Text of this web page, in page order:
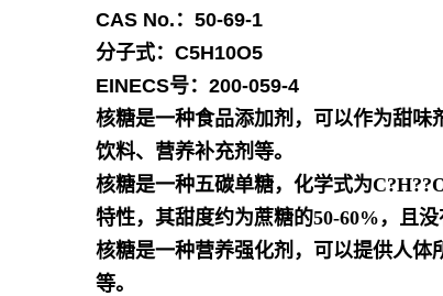
CAS No.：50-69-1
分子式：C5H10O5
EINECS号：200-059-4
核糖是一种食品添加剂，可以作为甜味
饮料、营养补充剂等。
核糖是一种五碳单糖，化学式为
特性，其甜度约为蔗糖的50-60%，且没
核糖是一种营养强化剂，可以提供人
等。